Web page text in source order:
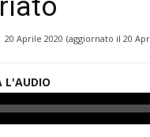
20 Aprile 2020 (aggiornato il 20
L'AUDIO